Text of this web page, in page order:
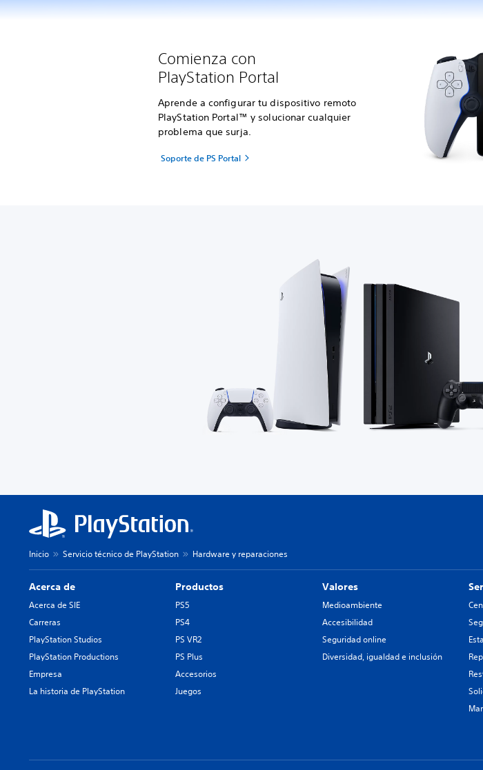
Comienza con
PlayStation Portal
Aprende a configurar tu dispositivo remoto
PlayStation Portal™ y solucionar cualquier
problema que surja.
Soporte de PS Portal
Inicio Servicio técnico de PlayStation Hardware y reparaciones
Acerca de
Acerca de SIE
Carreras
PlayStation Studios
PlayStation Productions
Empresa
La historia de PlayStation
Productos
PS5
PS4
PS VR2
PS Plus
Accesorios
Juegos
Valores
Medioambiente
Accesibilidad
Seguridad online
Diversidad, igualdad e inclusión